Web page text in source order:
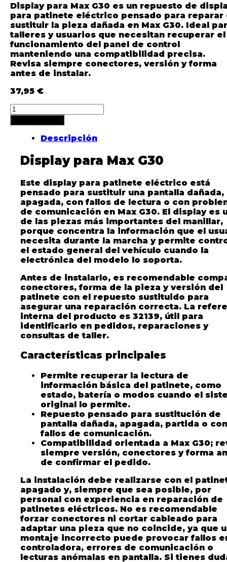
Display para Max G30 es un repuesto de
para patinete eléctrico pensado para reparar
sustituir la pieza dañada en Max G30. Ideal
talleres y usuarios que necesitan recuperar el
funcionamiento del panel de control
manteniendo una compatibilidad precisa.
Revisa siempre conectores, versión y forma
antes de instalar.
37,95 €
Descripción
Display para Max G30
Este display para patinete eléctrico está
pensado para sustituir una pantalla dañada,
apagada, con fallos de lectura o con
de comunicación en Max G30. El display es
de las piezas más importantes del manillar,
porque concentra la información que el
necesita durante la marcha y permite
el estado general del vehículo cuando la
electrónica del modelo lo soporta.
Antes de instalarlo, es recomendable
conectores, forma de la pieza y versión del
patinete con el repuesto sustituido para
asegurar una reparación correcta. La
interna del producto es 32139, útil para
identificarlo en pedidos, reparaciones y
consultas de taller.
Características principales
Permite recuperar la lectura de
información básica del patinete, como
estado, batería o modos cuando el
original lo permite.
Repuesto pensado para sustitución de
pantalla dañada, apagada, partida o con
fallos de comunicación.
Compatibilidad orientada a Max G30;
siempre versión, conectores y forma
de confirmar el pedido.
La instalación debe realizarse con el
apagado y, siempre que sea posible, por
personal con experiencia en reparación de
patinetes eléctricos. No es recomendable
forzar conectores ni cortar cableado para
adaptar una pieza que no coincide, ya que
montaje incorrecto puede provocar fallos
controladora, errores de comunicación o
lecturas anómalas en pantalla. Si tienes